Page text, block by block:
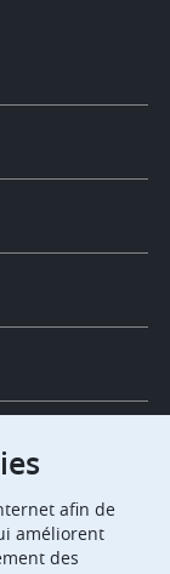
afin de
améliorent
des